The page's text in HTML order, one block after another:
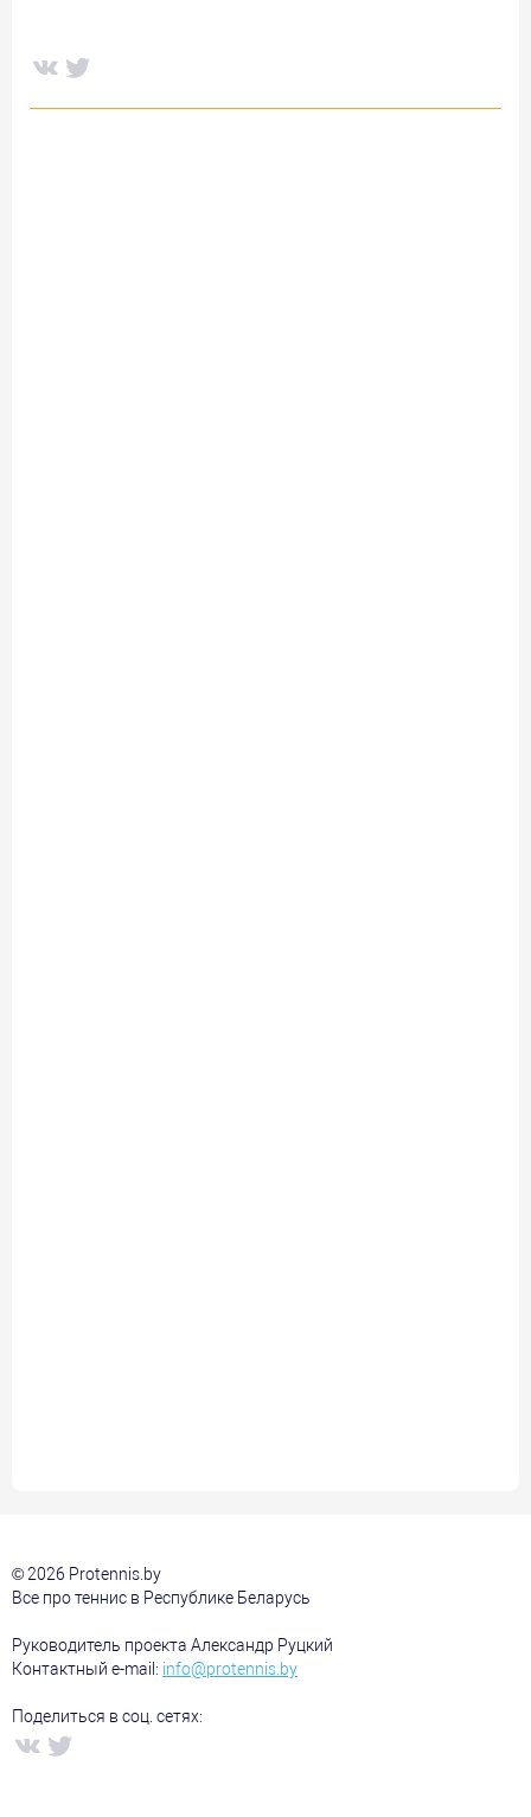
© 2026 Protennis.by
Все про теннис в Республике Беларусь
Руководитель проекта Александр Руцкий
Контактный e-mail: info@protennis.by
Поделиться в соц. сетях: